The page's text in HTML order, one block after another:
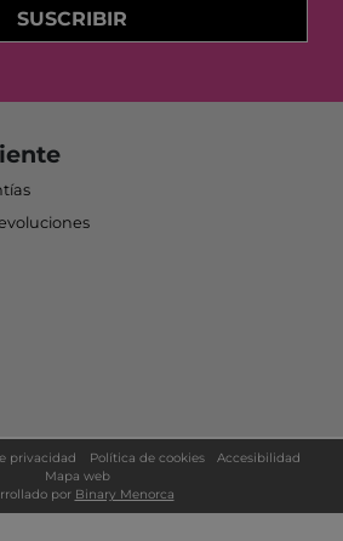
SUSCRIBIR
privacidad Política de cookies
Accesibilidad
Mapa web
por Binary Menorca